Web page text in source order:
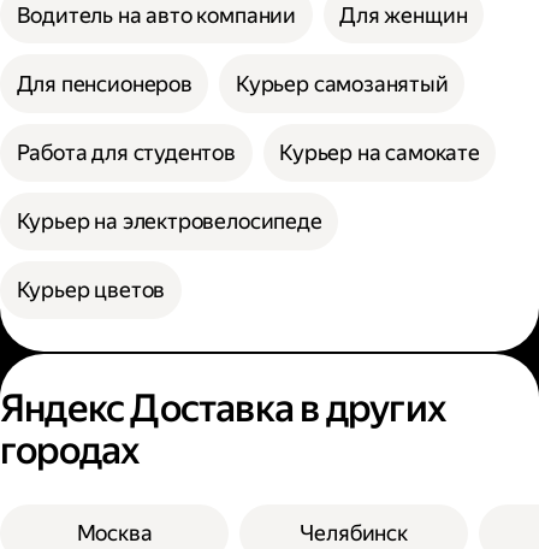
Водитель на авто компании Для женщин
Для пенсионеров Курьер самозанятый
Работа для студентов Курьер на самокате
Курьер на электровелосипеде
Курьер цветов
Яндекс Доставка в других
городах
Москва Челябинск